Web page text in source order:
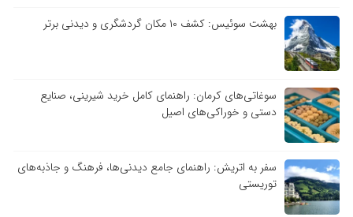
بهشت سوئیس: کشف ۱۰ مکان گردشگری و دیدنی برتر
سوغاتی‌های کرمان: راهنمای کامل خرید شیرینی، صنایع
دستی و خوراکی‌های اصیل
سفر به اتریش: راهنمای جامع دیدنی‌ها، فرهنگ و جاذبه‌های
توریستی